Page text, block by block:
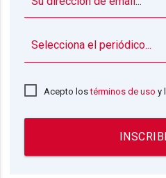
Acepto lostérminos de uso y